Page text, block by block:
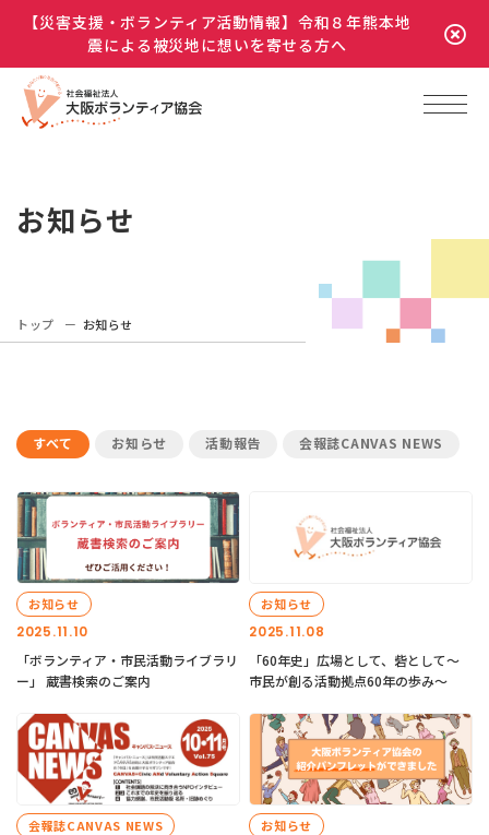
【災害支援・ボランティア活動情報】令和８年熊本地
震による被災地に想いを寄せる方へ
お知らせ
トップ お知らせ
すべて お知らせ 活動報告 会報誌CANVAS NEWS
2025.11.10
お知らせ
「ボランティア・市民活動ライブラリ
ー」 蔵書検索のご案内
2025.11.08
お知らせ
「60年史」広場として、砦として～
市民が創る活動拠点60年の歩み～
会報誌CANVAS NEWS お知らせ